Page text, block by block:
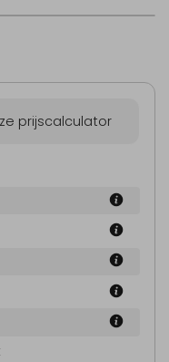
prijscalculator